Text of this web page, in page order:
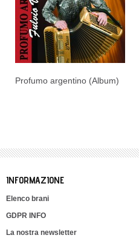
Profumo argentino (Album)
INFORMAZIONE
Elenco brani
GDPR INFO
La nostra newsletter